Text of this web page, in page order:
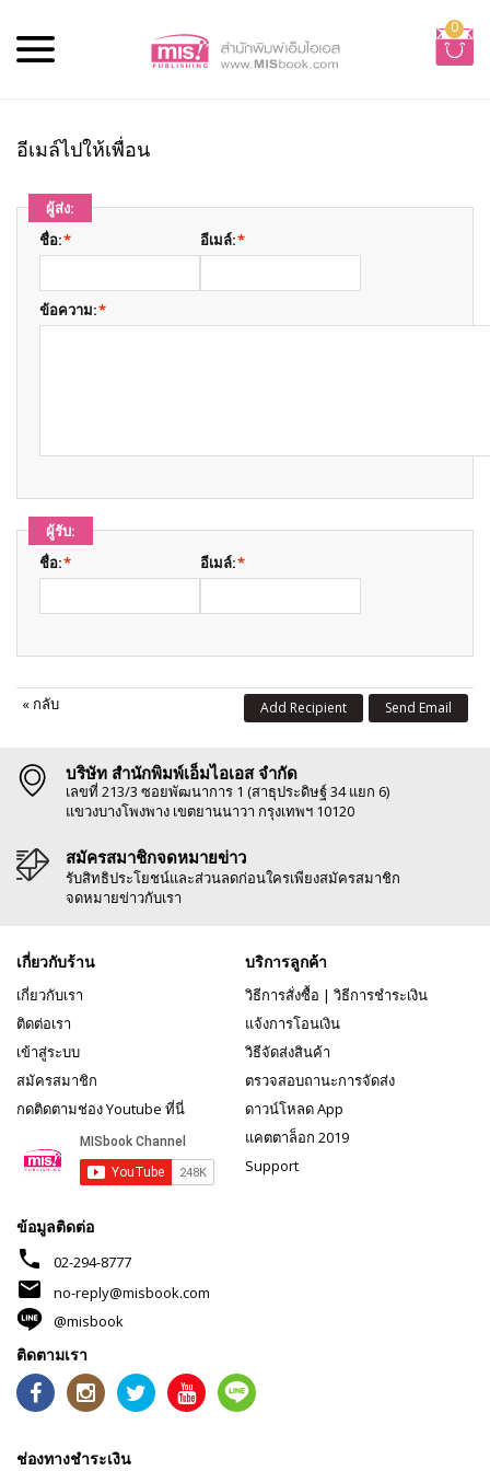
0
อีเมล์ไปให้เพื่อน
ผู้ส่ง:
*
ชื่อ: *
อีเมล์:
*
ข้อความ:
ผู้รับ:
*
ชื่อ: *
อีเมล์:
« กลับ Send Email
Add Recipient
บริษัท สำนักพิมพ์เอ็มไอเอส จำกัด
เลขที่ 213/3 ซอยพัฒนาการ 1 (สาธุประดิษฐ์ 34 แยก 6)
แขวงบางโพงพาง เขตยานนาวา กรุงเทพฯ 10120
สมัครสมาชิกจดหมายข่าว
รับสิทธิประโยชน์และส่วนลดก่อนใครเพียงสมัครสมาชิก
จดหมายข่าวกับเรา
เกี่ยวกับร้าน
เกี่ยวกับเรา
ติดต่อเรา
เข้าสู่ระบบ
สมัครสมาชิก
กดติดตามช่อง Youtube ที่นี่
บริการลูกค้า
วิธีการสั่งซื้อ | วิธีการชำระเงิน
แจ้งการโอนเงิน
วิธีจัดส่งสินค้า
ตรวจสอบถานะการจัดส่ง
ดาวน์โหลด App
แคตตาล็อก 2019
Support
ข้อมูลติดต่อ
phone 02-294-8777
mail
no-reply@misbook.com
@misbook
ติดตามเรา
ช่องทางชำระเงิน